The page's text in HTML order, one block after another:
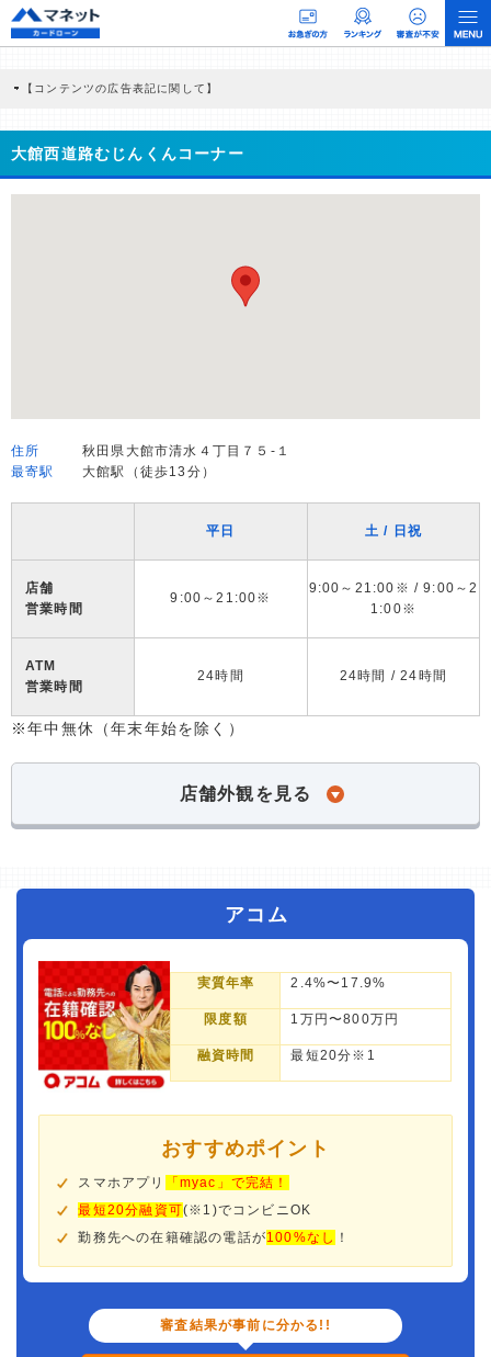
【コンテンツの広告表記に関して】
商品を根拠なくPRするものではなく、当編集部の調査／ユーザーへの口コミ収集な
どに基づき、公平性を担保した情報提供を行っています。
>提携企業一覧
大館西道路むじんくんコーナー
住所
秋田県大館市清水４丁目７５-１
最寄駅
大館駅（徒歩13分）
平日 土 / 日祝
店舗
営業時間
9:00～21:00※
9:00～21:00※ / 9:00～2
1:00※
ATM
営業時間
24時間 24時間 / 24時間
※年中無休（年末年始を除く）
店舗外観を見る
アコム
実質年率 2.4%〜17.9%
限度額 1万円〜800万円
融資時間 最短20分※1
おすすめポイント
スマホアプリ
「myac」で完結！
最短20分融資可(※1)でコンビニOK
勤務先への在籍確認の電話が100%なし ！
審査結果が事前に分かる!!